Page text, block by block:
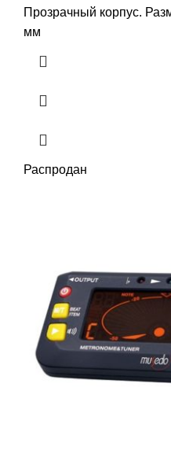
Прозрачный корпус.
мм
Распродан